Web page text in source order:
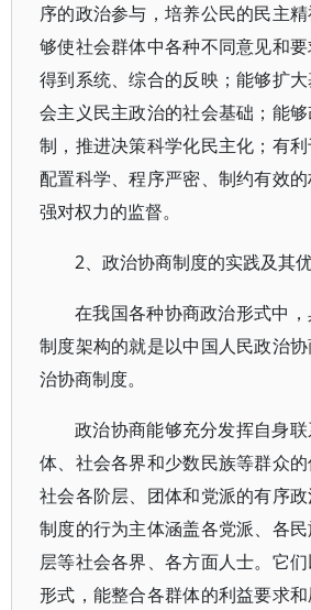
序的政治参与，培养公民的民主
够使社会群体中各种不同意见和
得到系统、综合的反映；能够扩
会主义民主政治的社会基础；能
制，推进决策科学化民主化；有利
配置科学、程序严密、制约有效
强对权力的监督。
2、政治协商制度的实践及其
在我国各种协商政治形式中
制度架构的就是以中国人民政治
治协商制度。
政治协商能够充分发挥自身
体、社会各界和少数民族等群众
社会各阶层、团体和党派的有序
制度的行为主体涵盖各党派、各
层等社会各界、各方面人士。它
形式，能整合各群体的利益要求